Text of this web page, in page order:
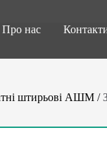
Про нас
штирьові АШМ /